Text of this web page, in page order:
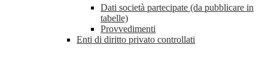
Dati società partecipate (da pubblicare in
tabelle)
Provvedimenti
Enti di diritto privato controllati